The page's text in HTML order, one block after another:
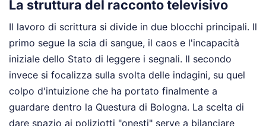
La struttura del racconto televisivo
Il lavoro di scrittura si divide in due blocchi principali. Il
primo segue la scia di sangue, il caos e l'incapacità
iniziale dello Stato di leggere i segnali. Il secondo
invece si focalizza sulla svolta delle indagini, su quel
colpo d'intuizione che ha portato finalmente a
guardare dentro la Questura di Bologna. La scelta di
dare spazio ai poliziotti "onesti" serve a bilanciare